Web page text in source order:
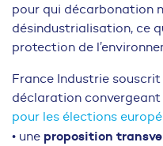
pour qui décarbonation
désindustrialisation, ce
protection de
France Industrie
déclaration convergeant
pour les élections
• une proposition